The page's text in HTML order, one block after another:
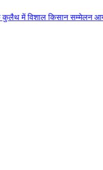
आयोजित लगभग